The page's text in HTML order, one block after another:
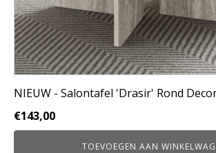
NIEUW - Salontafel 'Drasir' Rond
€143,00
TOEVOEGEN AAN